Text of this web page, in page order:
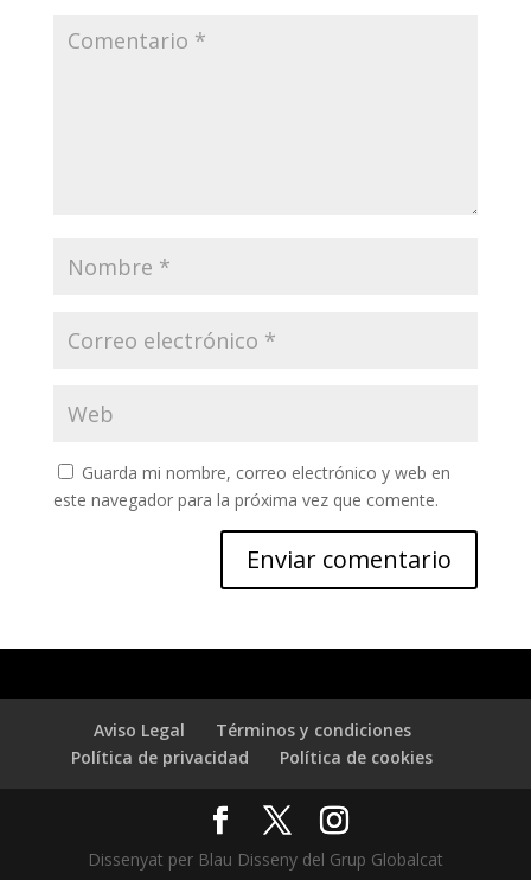
Guarda mi nombre, correo electrónico y web en
este navegador para la próxima vez que comente.
Aviso Legal
Términos y condiciones
Política de privacidad
Política de cookies
Dissenyat per Blau Disseny del Grup Globalcat